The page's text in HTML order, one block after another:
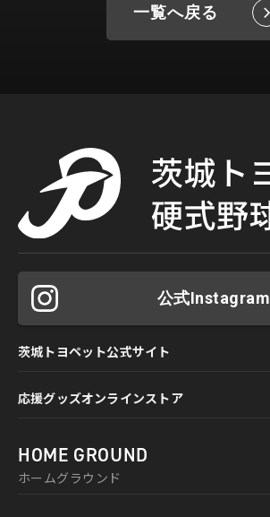
一覧へ戻る
公式Instagram
茨城トヨペット公式サイト
応援グッズオンラインストア
HOME GROUND
ホームグラウンド